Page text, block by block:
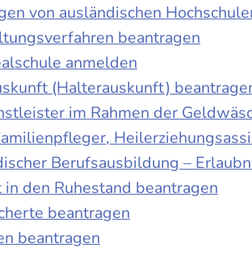
von ausländischen
beantragen
anmelden
(Halterauskunft)
im Rahmen der
Berufsausbildung –
den Ruhestand beantragen
beantragen
beantragen